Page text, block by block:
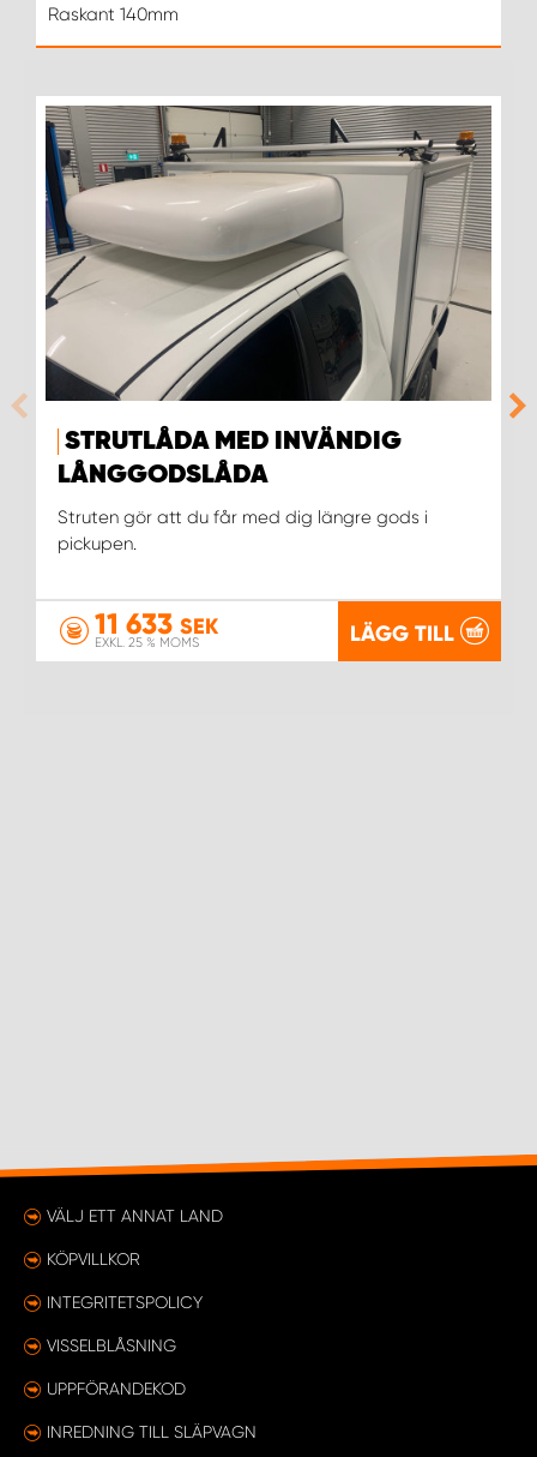
Raskant 140mm
STRUTLÅDA MED INVÄNDIG
LÅNGGODSLÅDA
Struten gör att du får med dig längre gods i
pickupen.
11 633 SEK
EXKL. 25 % MOMS LÄGG TILL
VÄLJ ETT ANNAT LAND
KÖPVILLKOR
INTEGRITETSPOLICY
VISSELBLÅSNING
UPPFÖRANDEKOD
INREDNING TILL SLÄPVAGN